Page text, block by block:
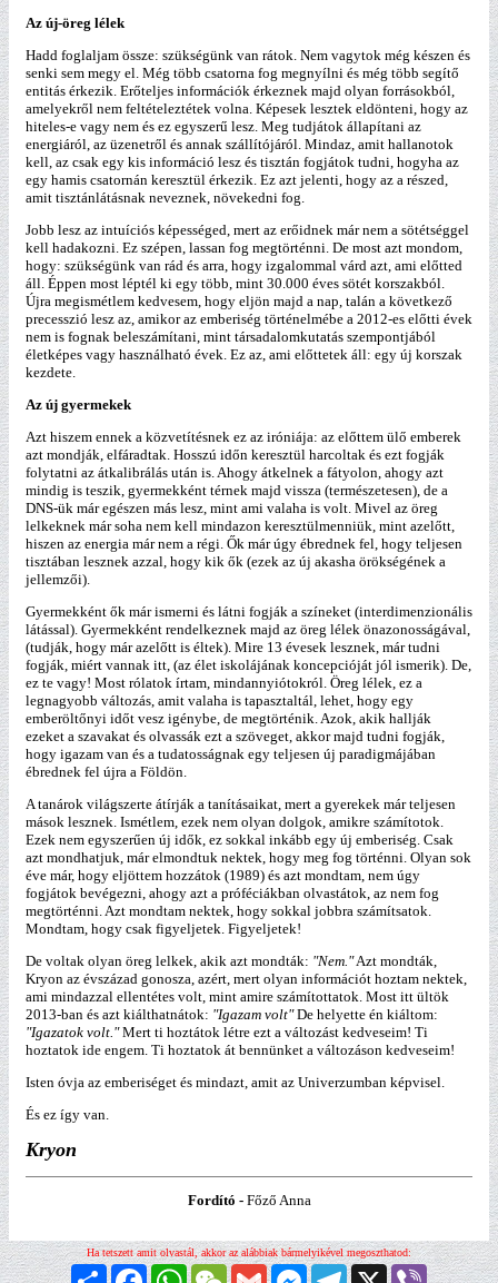
Az új-öreg lélek
Hadd foglaljam össze: szükségünk van rátok. Nem vagytok még készen és
senki sem megy el. Még több csatorna fog megnyílni és még több segítő
entitás érkezik. Erőteljes információk érkeznek majd olyan forrásokból,
amelyekről nem feltételeztétek volna. Képesek lesztek eldönteni, hogy az
hiteles-e vagy nem és ez egyszerű lesz. Meg tudjátok állapítani az
energiáról, az üzenetről és annak szállítójáról. Mindaz, amit hallanotok
kell, az csak egy kis információ lesz és tisztán fogjátok tudni, hogyha az
egy hamis csatornán keresztül érkezik. Ez azt jelenti, hogy az a részed,
amit tisztánlátásnak neveznek, növekedni fog.
Jobb lesz az intuíciós képességed, mert az erőidnek már nem a sötétséggel
kell hadakozni. Ez szépen, lassan fog megtörténni. De most azt mondom,
hogy: szükségünk van rád és arra, hogy izgalommal várd azt, ami előtted
áll. Éppen most léptél ki egy több, mint 30.000 éves sötét korszakból.
Újra megismétlem kedvesem, hogy eljön majd a nap, talán a következő
precesszió lesz az, amikor az emberiség történelmébe a 2012-es előtti évek
nem is fognak beleszámítani, mint társadalomkutatás szempontjából
életképes vagy használható évek. Ez az, ami előttetek áll: egy új korszak
kezdete.
Az új gyermekek
Azt hiszem ennek a közvetítésnek ez az iróniája: az előttem ülő emberek
azt mondják, elfáradtak. Hosszú időn keresztül harcoltak és ezt fogják
folytatni az átkalibrálás után is. Ahogy átkelnek a fátyolon, ahogy azt
mindig is teszik, gyermekként térnek majd vissza (természetesen), de a
DNS-ük már egészen más lesz, mint ami valaha is volt. Mivel az öreg
lelkeknek már soha nem kell mindazon keresztülmenniük, mint azelőtt,
hiszen az energia már nem a régi. Ők már úgy ébrednek fel, hogy teljesen
tisztában lesznek azzal, hogy kik ők (ezek az új akasha örökségének a
jellemzői).
Gyermekként ők már ismerni és látni fogják a színeket (interdimenzionális
látással). Gyermekként rendelkeznek majd az öreg lélek önazonosságával,
(tudják, hogy már azelőtt is éltek). Mire 13 évesek lesznek, már tudni
fogják, miért vannak itt, (az élet iskolájának koncepcióját jól ismerik). De,
ez te vagy! Most rólatok írtam, mindannyiótokról. Öreg lélek, ez a
legnagyobb változás, amit valaha is tapasztaltál, lehet, hogy egy
emberöltőnyi időt vesz igénybe, de megtörténik. Azok, akik hallják
ezeket a szavakat és olvassák ezt a szöveget, akkor majd tudni fogják,
hogy igazam van és a tudatosságnak egy teljesen új paradigmájában
ébrednek fel újra a Földön.
A tanárok világszerte átírják a tanításaikat, mert a gyerekek már teljesen
mások lesznek. Ismétlem, ezek nem olyan dolgok, amikre számítotok.
Ezek nem egyszerűen új idők, ez sokkal inkább egy új emberiség. Csak
azt mondhatjuk, már elmondtuk nektek, hogy meg fog történni. Olyan sok
éve már, hogy eljöttem hozzátok (1989) és azt mondtam, nem úgy
fogjátok bevégezni, ahogy azt a próféciákban olvastátok, az nem fog
megtörténni. Azt mondtam nektek, hogy sokkal jobbra számítsatok.
Mondtam, hogy csak figyeljetek. Figyeljetek!
De voltak olyan öreg lelkek, akik azt mondták: "Nem."Azt mondták,
Kryon az évszázad gonosza, azért, mert olyan információt hoztam nektek,
ami mindazzal ellentétes volt, mint amire számítottatok. Most itt ültök
2013-ban és azt kiálthatnátok: "Igazam volt"De helyette én kiáltom:
"Igazatok volt."Mert ti hoztátok létre ezt a változást kedveseim! Ti
hoztatok ide engem. Ti hoztatok át bennünket a változáson kedveseim!
Isten óvja az emberiséget és mindazt, amit az Univerzumban képvisel.
És ez így van.
Kryon
Fordító - Főző Anna
Ha tetszett amit olvastál, akkor az alábbiak bármelyikével megoszthatod:
MegosztásFacebookWhatsApp WeChat Gmail MessengerTelegram X Viber